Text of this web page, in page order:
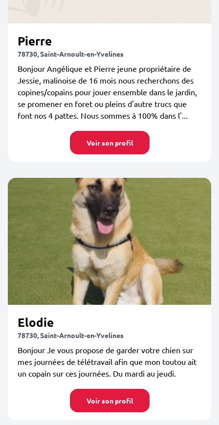
Pierre
78730, Saint-Arnoult-en-Yvelines
Bonjour Angélique et Pierre jeune propriétaire de
Jessie, malinoise de 16 mois nous recherchons des
copines/copains pour jouer ensemble dans le jardin,
se promener en foret ou pleins d'autre trucs que
font nos 4 pattes. Nous sommes à 100% dans l'...
Voir son profil
Elodie
78730, Saint-Arnoult-en-Yvelines
Bonjour Je vous propose de garder votre chien sur
mes journées de télétravail afin que mon toutou ait
un copain sur ces journées. Du mardi au jeudi.
Voir son profil